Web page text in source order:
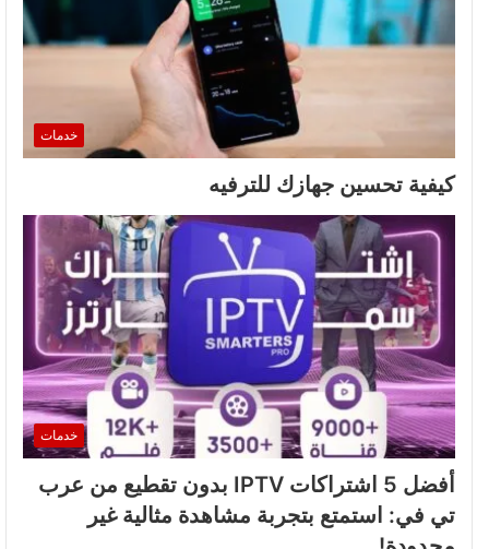
خدمات
كيفية تحسين جهازك للترفيه
خدمات
أفضل 5 اشتراكات IPTV بدون تقطيع من عرب
تي في: استمتع بتجربة مشاهدة مثالية غير